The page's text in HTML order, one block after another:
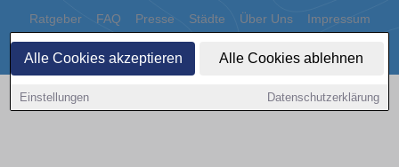
Alle Cookies akzeptieren Alle Cookies ablehnen
Einstellungen Datenschutzerklärung
Ratgeber FAQ Presse Städte Über Uns Impressum
Datenschutz Cookies
Copyright © 2000 - 2026 | 1A Infosysteme GmbH | Content by: 1a-sites-autos